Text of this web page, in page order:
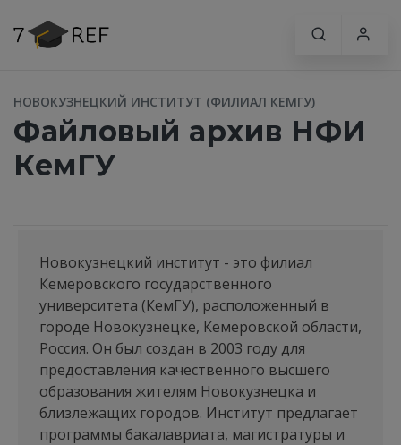
НОВОКУЗНЕЦКИЙ ИНСТИТУТ (ФИЛИАЛ КЕМГУ)
Файловый архив НФИ
КемГУ
Новокузнецкий институт - это филиал
Кемеровского государственного
университета (КемГУ), расположенный в
городе Новокузнецке, Кемеровской области,
Россия. Он был создан в 2003 году для
предоставления качественного высшего
образования жителям Новокузнецка и
близлежащих городов. Институт предлагает
программы бакалавриата, магистратуры и